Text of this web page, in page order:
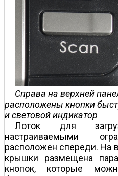
Справа на верхней
расположены кнопки
и световой индикатор
Лоток для
настраиваемыми
расположен спереди. На
крышки размещена
кнопок, которые